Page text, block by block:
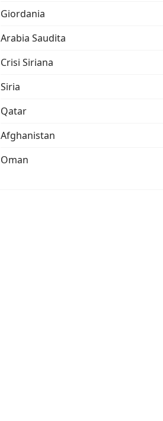
Giordania
Arabia Saudita
Crisi Siriana
Siria
Qatar
Afghanistan
Oman